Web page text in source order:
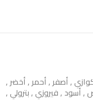
,أصفر,أحمر,أخضر,
,أسود ,فيروزي,بترولي,